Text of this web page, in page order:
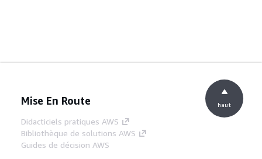
Mise En Route
Didacticiels pratiques AWS
Bibliothèque de solutions AWS
Guides de décision AWS
haut